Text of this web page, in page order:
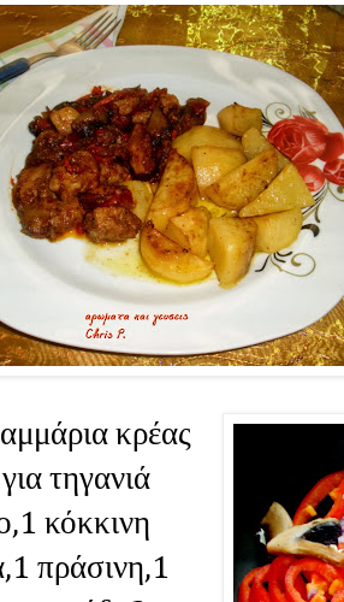
κρέας
τηγανιά
κόκκινη
πράσινη,1